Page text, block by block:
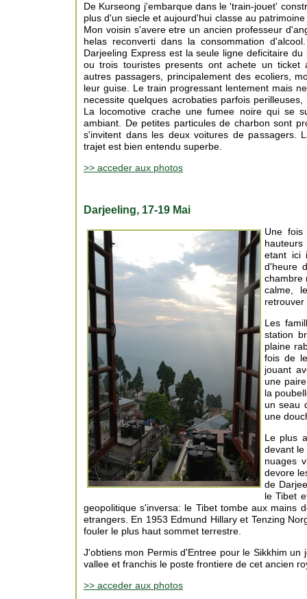
De Kurseong j'embarque dans le 'train-jouet'
plus d'un siecle et aujourd'hui classe au
Mon voisin s'avere etre un ancien professeur
helas reconverti dans la consommation
Darjeeling Express est la seule ligne deficitaire
ou trois touristes presents ont achete un ticket
autres passagers, principalement des ecoliers,
leur guise. Le train progressant lentement mais
necessite quelques acrobaties parfois
La locomotive crache une fumee noire qui se
ambiant. De petites particules de charbon sont
s'invitent dans les deux voitures de passagers.
trajet est bien entendu superbe.
>> acceder aux photos
Darjeeling, 17-19 Mai
Une fois
etant ici
d'heure
chambre
calme,
retrouver
Les
station
plaine
fois de
jouant
une
la
un seau
une
Le plus
devant le
nuages
devore
de
le Tibet
geopolitique s'inversa: le Tibet tombe aux mains
etrangers. En 1953 Edmund Hillary et Tenzing
fouler le plus haut sommet terrestre.
J'obtiens mon Permis d'Entree pour le Sikkhim
vallee et franchis le poste frontiere de cet ancien
>> acceder aux photos